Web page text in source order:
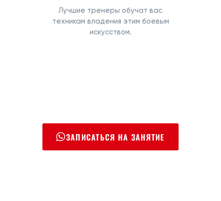
Лучшие тренеры обучат вас
техникам владения этим боевым
искусством.
ЗАПИСАТЬСЯ НА ЗАНЯТИЕ